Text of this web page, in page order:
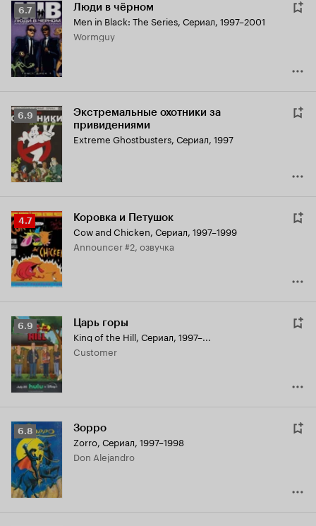
Рейтинг
Кинопоиска
6.7
6.7 Люди в чёрном
Men in Black: The Series, Сериал, 1997–2001
Wormguy
Рейтинг
Кинопоиска
6.9
6.9
Экстремальные охотники за
привидениями
Extreme Ghostbusters, Сериал, 1997
Рейтинг
Кинопоиска
4.7
4.7 Коровка и Петушок
Cow and Chicken, Сериал, 1997–1999
Announcer #2, озвучка
Рейтинг
Кинопоиска
6.9
6.9 Царь горы
King of the Hill, Сериал, 1997–...
Customer
Рейтинг
Кинопоиска
6.8
6.8 Зорро
Zorro, Сериал, 1997–1998
Don Alejandro